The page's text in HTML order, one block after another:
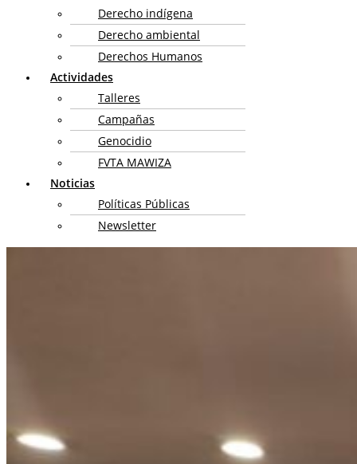
Derecho indígena
Derecho ambiental
Derechos Humanos
Actividades
Talleres
Campañas
Genocidio
FVTA MAWIZA
Noticias
Políticas Públicas
Newsletter